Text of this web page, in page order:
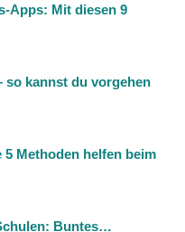
Apps: Mit diesen 9
so kannst du vorgehen
Methoden helfen beim
Buntes…